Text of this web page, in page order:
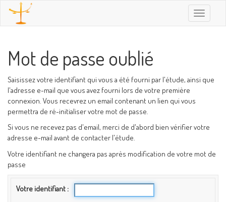
Toggle
Mot de passe oublié
Saisissez votre identifiant qui vous a été fourni par l'étude, ainsi que
l'adresse e-mail que vous avez fourni lors de votre première
connexion. Vous recevrez un email contenant un lien qui vous
permettra de ré-initialiser votre mot de passe.
Si vous ne recevez pas d'email, merci de d'abord bien vérifier votre
adresse e-mail avant de contacter l'étude.
Votre identifiant ne changera pas après modification de votre mot de
passe
Votre identifiant